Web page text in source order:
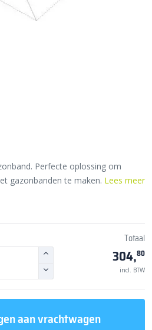
Perfecte oplossing om
gazonbanden te maken. Lees meer
Totaal
304,80
incl. BTW
aan vrachtwagen